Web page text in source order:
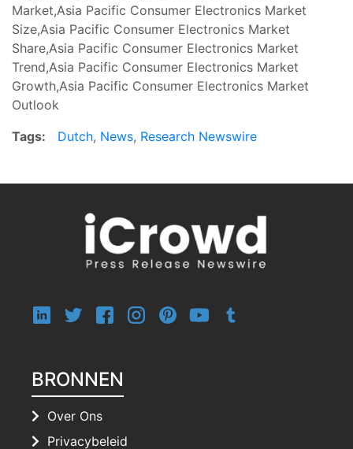
Market,Asia Pacific Consumer Electronics Market
Size,Asia Pacific Consumer Electronics Market
Share,Asia Pacific Consumer Electronics Market
Trend,Asia Pacific Consumer Electronics Market
Growth,Asia Pacific Consumer Electronics Market
Outlook
Tags:
Dutch, News, Research Newswire
BRONNEN
Over Ons
Privacybeleid